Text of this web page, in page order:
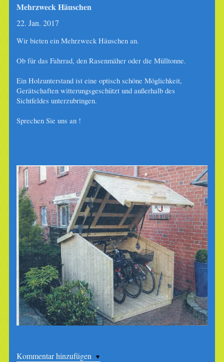
Mehrzweck Häuschen
22. Jan. 2017
Wir bieten ein Mehrzweck Häuschen an.
Ob für das Fahrrad, den Rasenmäher oder die Mülltonne.
Ein Holzunterstand ist eine optisch schöne Möglichkeit,
Gerätschaften witterungsgeschützt und außerhalb des
Sichtfeldes unterzubringen.
Sprechen Sie uns an !
Kommentar hinzufügen